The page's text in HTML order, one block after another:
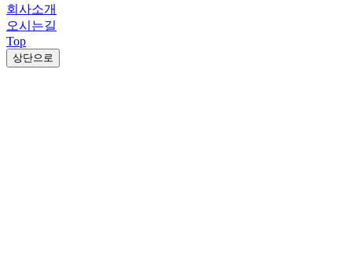
회사소개
오시는길
Top
상단으로